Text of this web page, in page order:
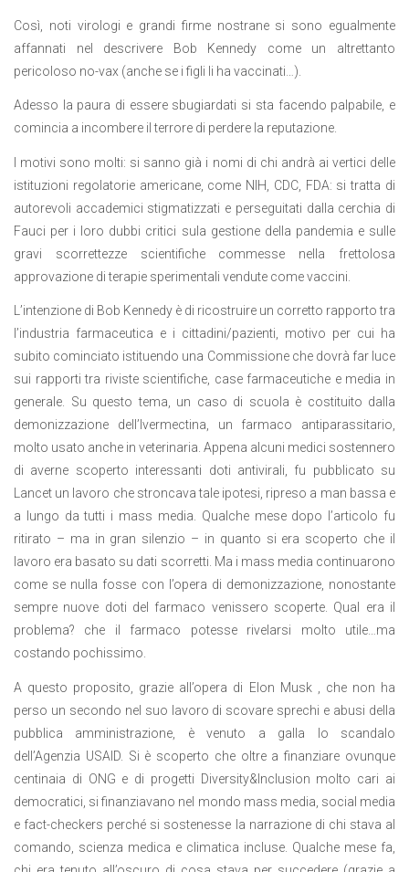
Così, noti virologi e grandi firme nostrane si sono egualmente
affannati nel descrivere Bob Kennedy come un altrettanto
pericoloso no-vax (anche se i figli li ha vaccinati…).
Adesso la paura di essere sbugiardati si sta facendo palpabile, e
comincia a incombere il terrore di perdere la reputazione.
I motivi sono molti: si sanno già i nomi di chi andrà ai vertici delle
istituzioni regolatorie americane, come NIH, CDC, FDA: si tratta di
autorevoli accademici stigmatizzati e perseguitati dalla cerchia di
Fauci per i loro dubbi critici sula gestione della pandemia e sulle
gravi scorrettezze scientifiche commesse nella frettolosa
approvazione di terapie sperimentali vendute come vaccini.
L’intenzione di Bob Kennedy è di ricostruire un corretto rapporto tra
l’industria farmaceutica e i cittadini/pazienti, motivo per cui ha
subito cominciato istituendo una Commissione che dovrà far luce
sui rapporti tra riviste scientifiche, case farmaceutiche e media in
generale. Su questo tema, un caso di scuola è costituito dalla
demonizzazione dell’Ivermectina, un farmaco antiparassitario,
molto usato anche in veterinaria. Appena alcuni medici sostennero
di averne scoperto interessanti doti antivirali, fu pubblicato su
Lancet un lavoro che stroncava tale ipotesi, ripreso a man bassa e
a lungo da tutti i mass media. Qualche mese dopo l’articolo fu
ritirato – ma in gran silenzio – in quanto si era scoperto che il
lavoro era basato su dati scorretti. Ma i mass media continuarono
come se nulla fosse con l’opera di demonizzazione, nonostante
sempre nuove doti del farmaco venissero scoperte. Qual era il
problema? che il farmaco potesse rivelarsi molto utile…ma
costando pochissimo.
A questo proposito, grazie all’opera di Elon Musk , che non ha
perso un secondo nel suo lavoro di scovare sprechi e abusi della
pubblica amministrazione, è venuto a galla lo scandalo
dell’Agenzia USAID. Si è scoperto che oltre a finanziare ovunque
centinaia di ONG e di progetti Diversity&Inclusion molto cari ai
democratici, si finanziavano nel mondo mass media, social media
e fact-checkers perché si sostenesse la narrazione di chi stava al
comando, scienza medica e climatica incluse. Qualche mese fa,